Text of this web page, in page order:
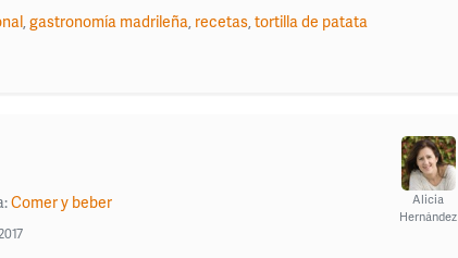
gastronomía madrileña recetas tortilla de patata
Alicia
Hernández
Comer y beber